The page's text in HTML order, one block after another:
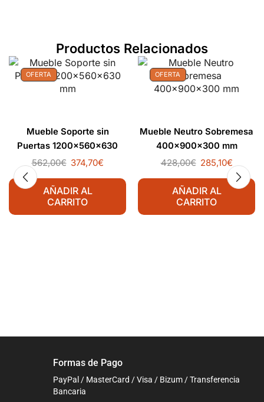
Productos Relacionados
OFERTA
Mueble Soporte sin
Puertas 1200x560x630
mm
562,00€ 374,70€
AÑADIR AL
CARRITO
OFERTA
Mueble Neutro Sobremesa
400x900x300 mm
428,00€ 285,10€
AÑADIR AL
CARRITO
Formas de Pago
PayPal / MasterCard / Visa / Bizum / Transferencia
Bancaria